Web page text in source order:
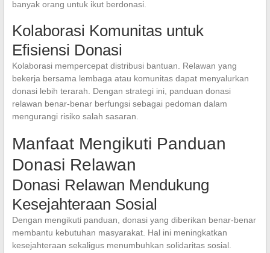
banyak orang untuk ikut berdonasi.
Kolaborasi Komunitas untuk
Efisiensi Donasi
Kolaborasi mempercepat distribusi bantuan. Relawan yang
bekerja bersama lembaga atau komunitas dapat menyalurkan
donasi lebih terarah. Dengan strategi ini, panduan donasi
relawan benar-benar berfungsi sebagai pedoman dalam
mengurangi risiko salah sasaran.
Manfaat Mengikuti Panduan
Donasi Relawan
Donasi Relawan Mendukung
Kesejahteraan Sosial
Dengan mengikuti panduan, donasi yang diberikan benar-benar
membantu kebutuhan masyarakat. Hal ini meningkatkan
kesejahteraan sekaligus menumbuhkan solidaritas sosial.